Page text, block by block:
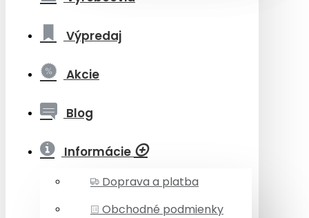
Výpredaj
Akcie
Blog
Informácie
Doprava a platba
Obchodné podmienky